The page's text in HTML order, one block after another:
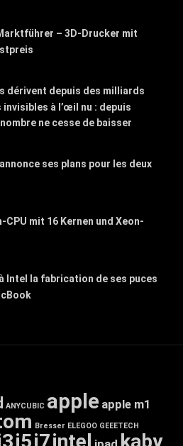
– 3D-Drucker mit
dérivent depuis des milliards
invisibles à l’œil nu : depuis
ne cesse de baisser
annonce ses plans pour les deux
mit 16 Kernen und Xeon-
Intel la fabrication de ses puces
ANYCUBIC apple apple m1
Bresser ELEGOO GEEETECH
i5i7intel
kaby